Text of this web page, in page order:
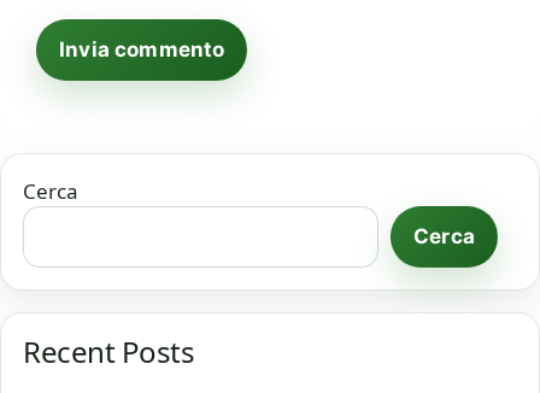
Cerca
Cerca
Recent Posts